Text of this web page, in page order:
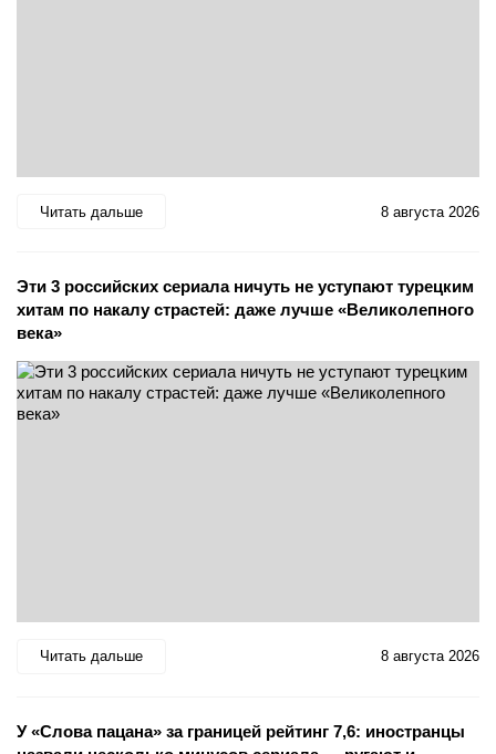
Читать дальше 8 августа 2026
Эти 3 российских сериала ничуть не уступают турецким
хитам по накалу страстей: даже лучше «Великолепного
века»
Читать дальше 8 августа 2026
У «Слова пацана» за границей рейтинг 7,6: иностранцы